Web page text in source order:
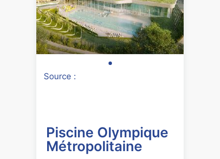
Source :
Piscine Olympique
Métropolitaine